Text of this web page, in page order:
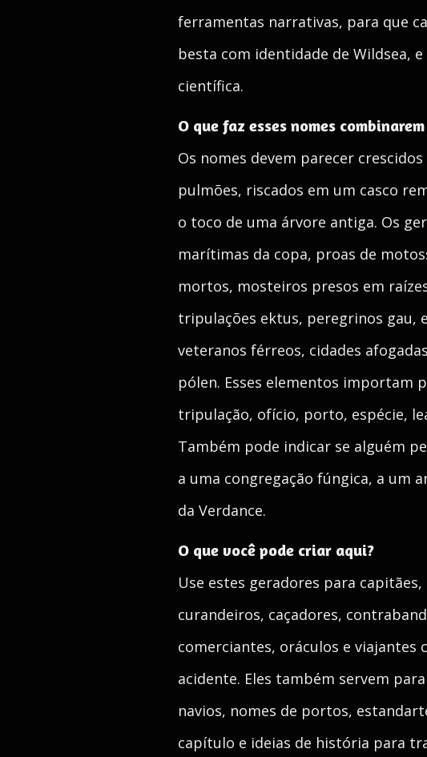
ferramentas narrativas, para que
besta com identidade de Wildsea,
científica.
O que faz esses nomes
Os nomes devem parecer
pulmões, riscados em um casco
o toco de uma árvore antiga. Os
marítimas da copa, proas de
mortos, mosteiros presos em
tripulações ektus, peregrinos gau,
veteranos férreos, cidades
pólen. Esses elementos importam
tripulação, ofício, porto, espécie,
Também pode indicar se alguém
a uma congregação fúngica, a um
da Verdance.
O que você pode criar aqui?
Use estes geradores para
curandeiros, caçadores,
comerciantes, oráculos e viajantes
acidente. Eles também servem
navios, nomes de portos,
capítulo e ideias de história para